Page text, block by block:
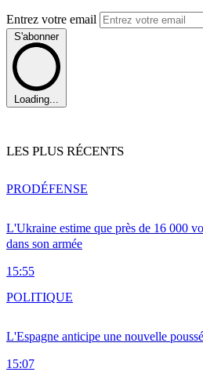
Entrez votre email
S'abonner
Loading...
LES PLUS RÉCENTS
L'Ukraine estime que près de 16 000
dans son armée
15:55
PRODÉFENSE
L'Espagne anticipe une nouvelle
15:07
POLITIQUE